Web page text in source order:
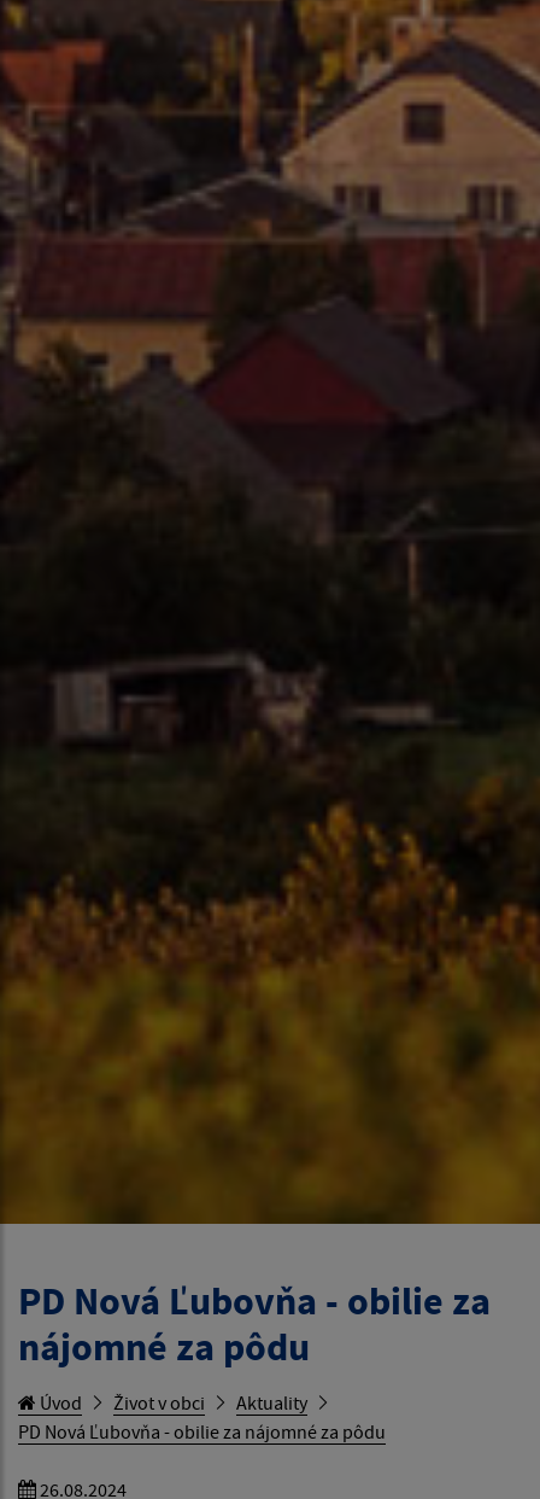
PD Nová Ľubovňa - obilie za
nájomné za pôdu
Úvod Život v obci
Aktuality
PD Nová Ľubovňa - obilie za nájomné za pôdu
26.08.2024